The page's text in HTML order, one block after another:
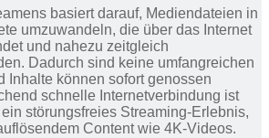
basiert darauf, Mediendateien in
umzuwandeln, die über das Internet
und nahezu zeitgleich
Dadurch sind keine umfangreichen
Inhalte können sofort genossen
schnelle Internetverbindung ist
störungsfreies Streaming-Erlebnis,
Content wie 4K-Videos.